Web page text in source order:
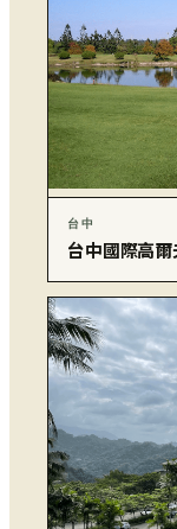
台中
台中國際高